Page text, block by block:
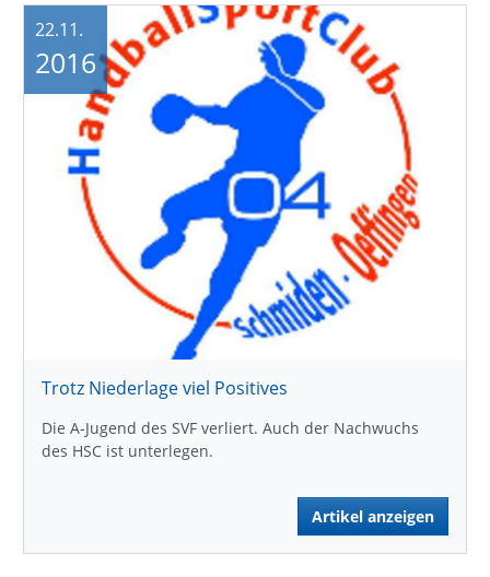
Trotz Niederlage viel Positives
Die A-Jugend des SVF verliert. Auch der Nachwuchs
des HSC ist unterlegen.
Artikel anzeigen
22.11.
2016